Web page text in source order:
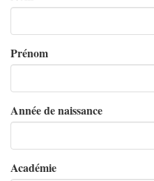
Prénom
Année de naissance
Académie